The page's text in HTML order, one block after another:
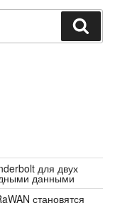
для двух
данными
становятся